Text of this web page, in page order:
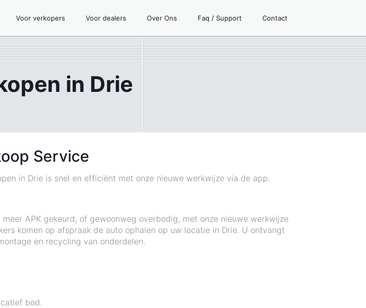
Voor verkopers Voor dealers Over Ons Faq / Support Contact
in Drie
Service
in Drie is snel en efficiënt met onze nieuwe werkwijze via de app.
APK gekeurd, of gewoonweg overbodig, met onze nieuwe werkwijze
komen op afspraak de auto ophalen op uw locatie in Drie. U ontvangt
en recycling van onderdelen.
bod.